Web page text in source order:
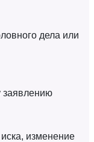
дела или
заявлению
изменение